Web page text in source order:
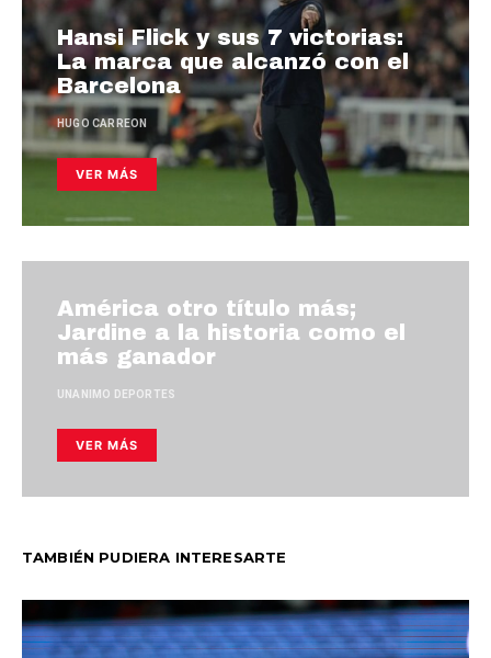
Hansi Flick y sus 7 victorias:
La marca que alcanzó con el
Barcelona
HUGO CARREON
VER MÁS
América otro título más;
Jardine a la historia como el
más ganador
UNANIMO DEPORTES
VER MÁS
TAMBIÉN PUDIERA INTERESARTE